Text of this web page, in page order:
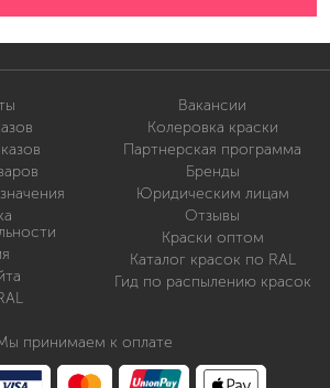
Вакансии
Колеровка краски
Партнерская программа
Бренды
Юридическим лицам
Отзывы
Краски оптом
Каталог красок по RAL
Гид по распылению красок
принимаем к оплате